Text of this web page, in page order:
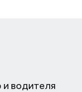
и водителя